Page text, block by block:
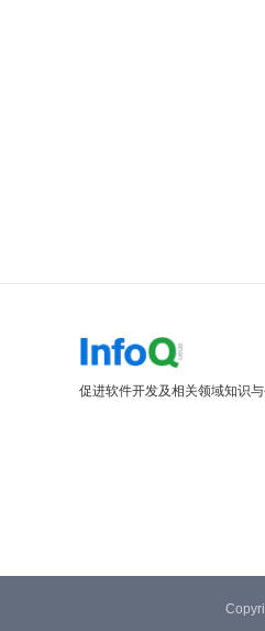
促进软件开发及相关领域知识